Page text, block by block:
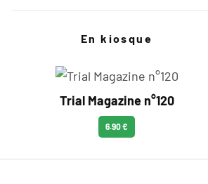
En kiosque
Trial Magazine n°120
6.90 €